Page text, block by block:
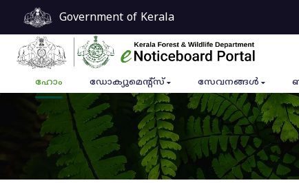
Government of Kerala
ഹോം ഡോക്യുമെൻ്റ്സ് സേവനങ്ങൾ